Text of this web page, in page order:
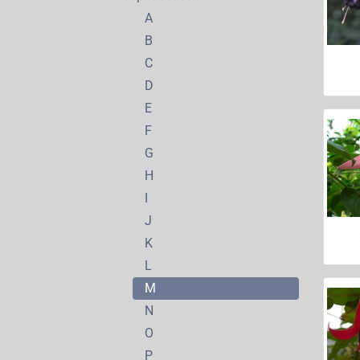
A
B
C
D
E
F
G
H
I
J
K
L
M
N
O
P